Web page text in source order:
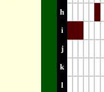
h
i
j
k
l